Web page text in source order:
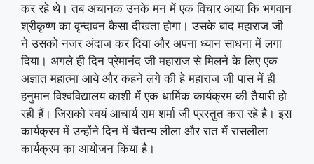
कर रहे थे। तब अचानक उनके मन में एक विचार आया कि भगवान
श्रीकृष्ण का वृन्दावन कैसा दीखता होगा। उसके बाद महाराज जी
ने उसको नजर अंदाज कर दिया और अपना ध्यान साधना में लगा
दिया। अगले ही दिन प्रेमानंद जी महाराज से मिलने के लिए एक
अज्ञात महात्मा आये और कहने लगे की हे महाराज जी पास में ही
हनुमान विश्वविद्यालय काशी में एक धार्मिक कार्यक्रम की तैयारी हो
रही हैं। जिसको स्वयं आचार्य राम शर्मा जी प्रस्तुत करा रहे है। इस
कार्यक्रम में उन्होंने दिन में चैतन्य लीला और रात में रासलीला
कार्यक्रम का आयोजन किया है।